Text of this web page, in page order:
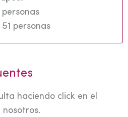
personas
haciendo click en el